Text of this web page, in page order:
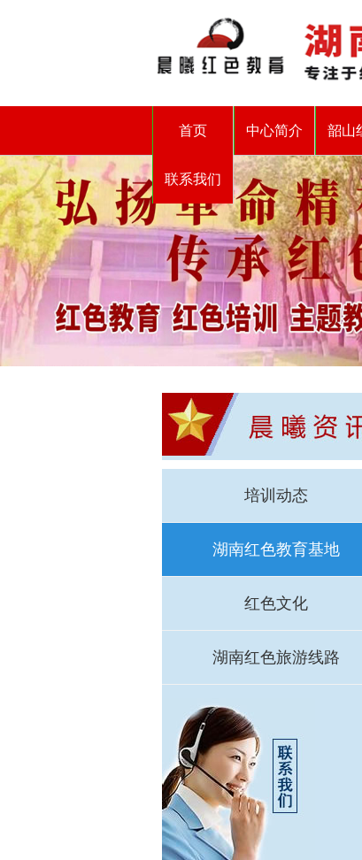
首页 中心简介 韶山
联系我们
培训动态
湖南红色教育基地
红色文化
湖南红色旅游线路